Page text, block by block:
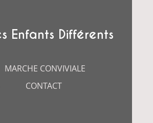
Enfants Différents
MARCHE CONVIVIALE
CONTACT